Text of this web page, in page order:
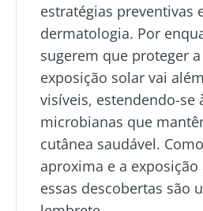
estratégias preventivas
dermatologia. Por
sugerem que proteger
exposição solar vai
visíveis, estendendo-se
microbianas que
cutânea saudável.
aproxima e a
essas descobertas são